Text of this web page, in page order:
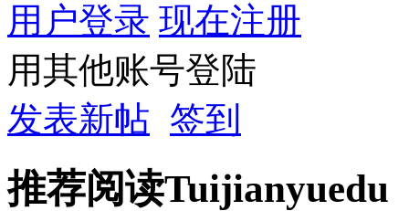
用户登录 现在注册
用其他账号登陆
发表新帖 签到
推荐阅读Tuijianyuedu